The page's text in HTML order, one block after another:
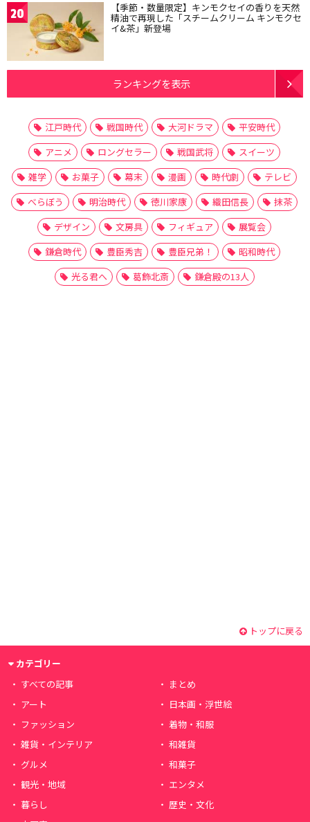
20 【季節・数量限定】キンモクセイの香りを天然
精油で再現した「スチームクリーム キンモクセ
イ&茶」新登場
ランキングを表示
江戸時代 戦国時代 大河ドラマ
平安時代
アニメ
ロングセラー 戦国武将
スイーツ
雑学
お菓子 幕末 漫画 時代劇
テレビ
べらぼう
明治時代 徳川家康 織田信長
抹茶
デザイン
文房具 フィギュア
展覧会
鎌倉時代
豊臣秀吉 豊臣兄弟！
昭和時代
光る君へ
葛飾北斎 鎌倉殿の13人
トップに戻る
カテゴリー
すべての記事
まとめ
アート
日本画・浮世絵
ファッション
着物・和服
雑貨・インテリア
和雑貨
グルメ
和菓子
観光・地域
エンタメ
暮らし
歴史・文化